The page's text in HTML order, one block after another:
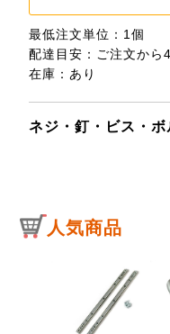
最低注文単位：1個
配達目安：ご注文から
在庫：あり
ネジ・釘・ビス・
人気商品